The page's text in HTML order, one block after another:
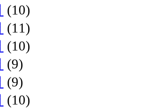
(10)
(11)
(10)
(9)
(9)
(10)